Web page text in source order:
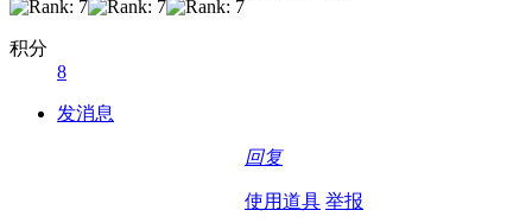
积分
8
发消息
回复
使用道具 举报